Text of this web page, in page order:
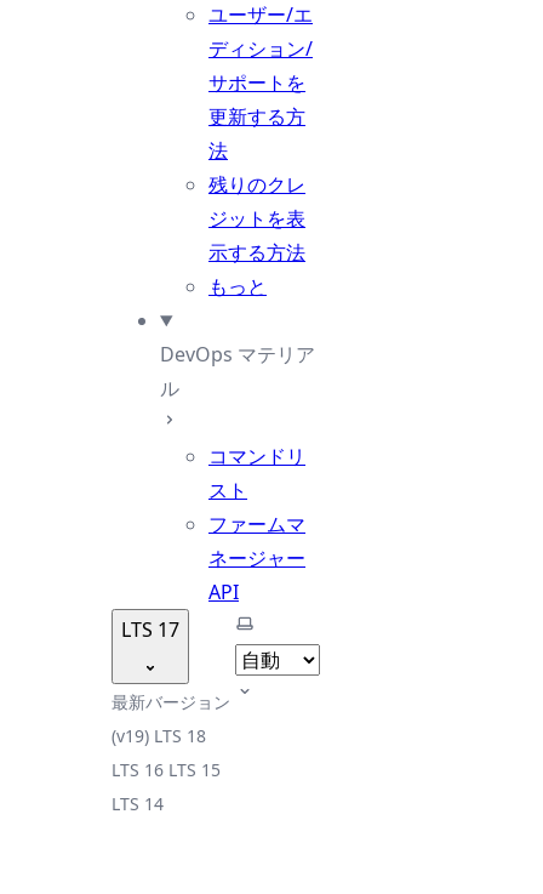
ユーザー/エ
ディション/
サポートを
更新する方
法
残りのクレ
ジットを表
示する方法
もっと
DevOps マテリア
ル
コマンドリ
スト
ファームマ
ネージャー
API
LTS 17
最新バージョン
(v19) LTS 18
LTS 16 LTS 15
LTS 14
テーマを選択